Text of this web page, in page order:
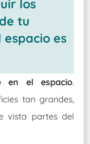
los
tu
espacio es
en el espacio.
tan grandes,
vista partes del